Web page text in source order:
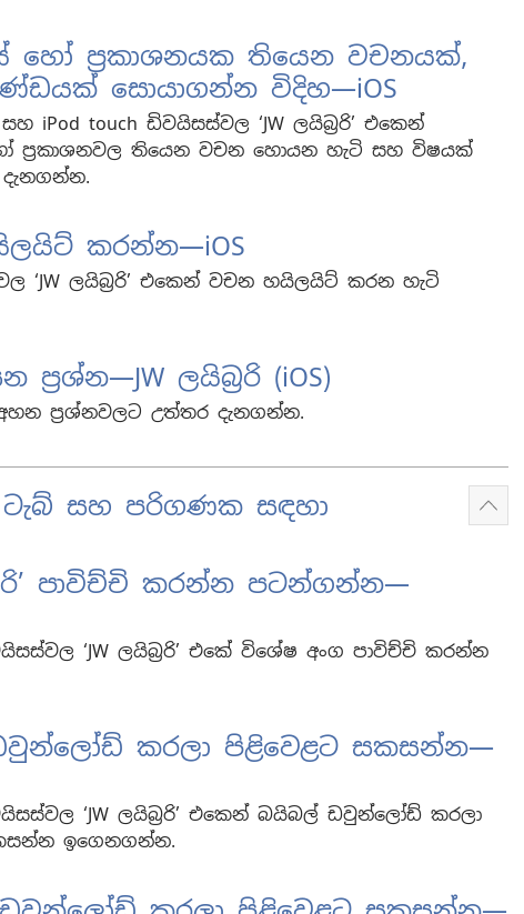
හෝ ප්‍රකාශනයක තියෙන වචනයක්,
සොයාගන්න විදිහ—iOS
සහ iPod touch ඩිවයිසස්වල ‘JW ලයිබ්‍රරි’ එකෙන්
ප්‍රකාශනවල තියෙන වචන හොයන හැටි සහ විෂයක්
කරන්න—iOS
‘JW ලයිබ්‍රරි’ එකෙන් වචන හයිලයිට් කරන හැටි
ප්‍රශ්න​—JW ලයිබ්‍රරි (iOS)
ප්‍රශ්නවලට උත්තර දැනගන්න.
සහ පරිගණක සඳහා
Show
පාවිච්චි කරන්න පටන්ගන්න—
‘JW ලයිබ්‍රරි’ එකේ විශේෂ අංග පාවිච්චි කරන්න
කරලා පිළිවෙළට සකසන්න—
‘JW ලයිබ්‍රරි’ එකෙන් බයිබල් ඩවුන්ලෝඩ් කරලා
ඉගෙනගන්න.